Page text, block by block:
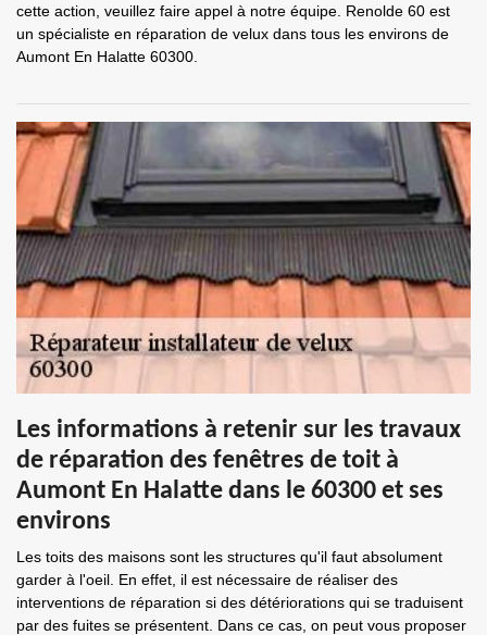
cette action, veuillez faire appel à notre équipe. Renolde 60 est
un spécialiste en réparation de velux dans tous les environs de
Aumont En Halatte 60300.
Les informations à retenir sur les travaux
de réparation des fenêtres de toit à
Aumont En Halatte dans le 60300 et ses
environs
Les toits des maisons sont les structures qu'il faut absolument
garder à l'oeil. En effet, il est nécessaire de réaliser des
interventions de réparation si des détériorations qui se traduisent
par des fuites se présentent. Dans ce cas, on peut vous proposer